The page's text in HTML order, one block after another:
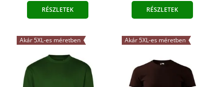
RÉSZLETEK RÉSZLETEK
Akár 5XL-es méretben Akár 5XL-es méretben